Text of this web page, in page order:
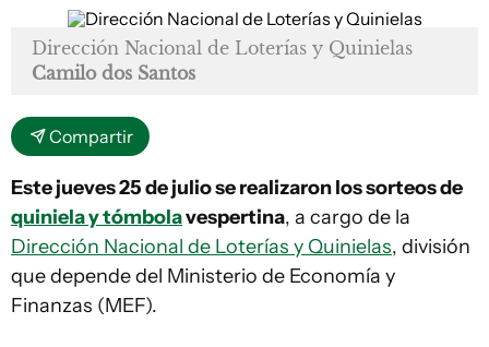
Dirección Nacional de Loterías y Quinielas
Camilo dos Santos
Compartir
Este jueves 25 de julio se realizaron los sorteos de
quiniela y tómbolavespertina, a cargo de la
Dirección Nacional de Loterías y Quinielas, división
que depende del Ministerio de Economía y
Finanzas (MEF).